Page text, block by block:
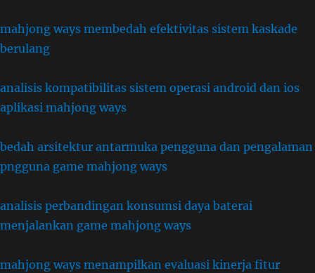
mahjong ways membedah efektivitas sistem kaskade
berulang
analisis kompatibilitas sistem operasi android dan ios
aplikasi mahjong ways
bedah arsitektur antarmuka pengguna dan pengalaman
pngguna game mahjong ways
analisis perbandingan konsumsi daya baterai
menjalankan game mahjong ways
mahjong ways menampilkan evaluasi kinerja fitur